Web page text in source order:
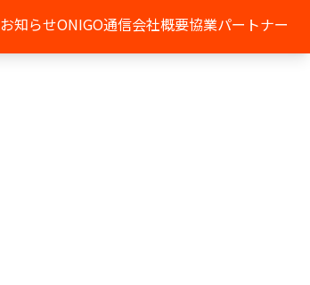
お知らせONIGO通信会社概要協業パートナー